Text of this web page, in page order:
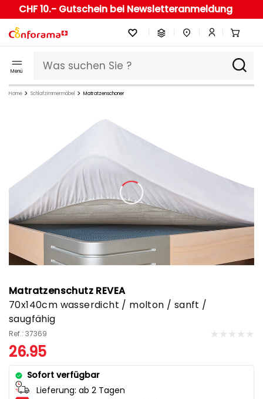
CHF 10.- Gutschein bei Newsletteranmeldung
Menü
Home Schlafzimmermöbel Matratzenschoner
Matratzenschutz REVEA
70x140cm wasserdicht / molton / sanft /
saugfähig
Ref.: 37369
26.95
Sofort verfügbar
Lieferung: ab 2 Tagen